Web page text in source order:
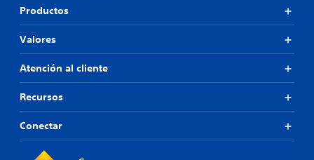
Productos
Valores
Atención al cliente
Recursos
Conectar